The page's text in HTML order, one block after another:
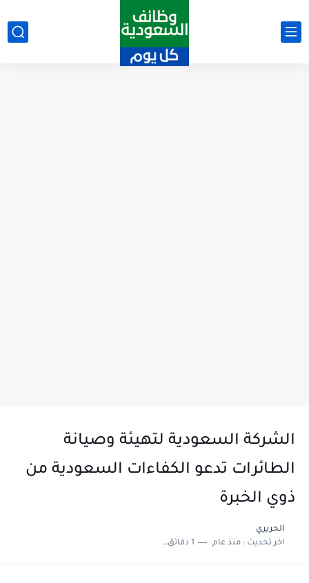
الشركة السعودية لتهيئة وصيانة
الطائرات تدعو الكفاءات السعودية من
ذوي الخبرة
الحريري
اخر تحديث :منذ عام 1 دقائق للقراءة